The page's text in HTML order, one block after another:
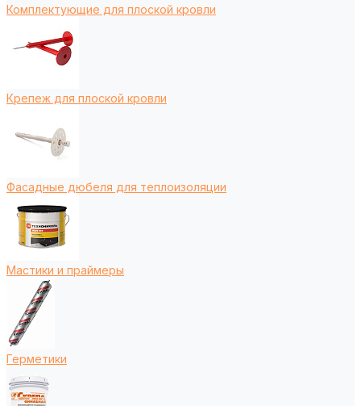
Комплектующие для плоской кровли
Крепеж для плоской кровли
Фасадные дюбеля для теплоизоляции
Мастики и праймеры
Герметики